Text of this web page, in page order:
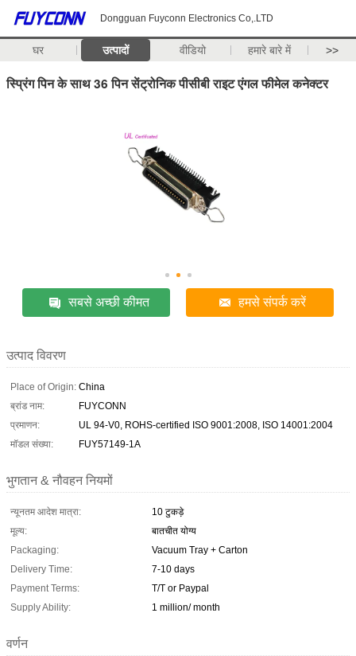
Dongguan Fuyconn Electronics Co,.LTD
घर उत्पादों वीडियो हमारे बारे में >>
स्प्रिंग पिन के साथ 36 पिन सेंट्रोनिक पीसीबी राइट एंगल फीमेल कनेक्टर
सबसे अच्छी कीमत हमसे संपर्क करें
उत्पाद विवरण
Place of Origin: China
ब्रांड नाम:
FUYCONN
प्रमाणन:
UL 94-V0, ROHS-certified ISO 9001:2008, ISO 14001:2004
मॉडल संख्या:
FUY57149-1A
भुगतान & नौवहन नियमों
न्यूनतम आदेश मात्रा:
10 टुकड़े
मूल्य:
बातचीत योग्य
Packaging:
Vacuum Tray + Carton
Delivery Time:
7-10 days
Payment Terms:
T/T or Paypal
Supply Ability:
1 million/ month
वर्णन